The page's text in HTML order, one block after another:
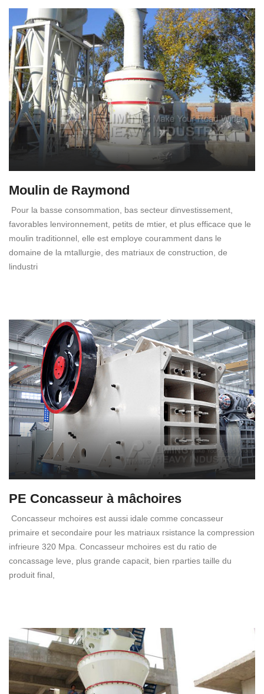
Moulin de Raymond
Pour la basse consommation, bas secteur dinvestissement,
favorables lenvironnement, petits de mtier, et plus efficace que le
moulin traditionnel, elle est employe couramment dans le
domaine de la mtallurgie, des matriaux de construction, de
lindustri
PE Concasseur à mâchoires
Concasseur mchoires est aussi idale comme concasseur
primaire et secondaire pour les matriaux rsistance la compression
infrieure 320 Mpa. Concasseur mchoires est du ratio de
concassage leve, plus grande capacit, bien rparties taille du
produit final,